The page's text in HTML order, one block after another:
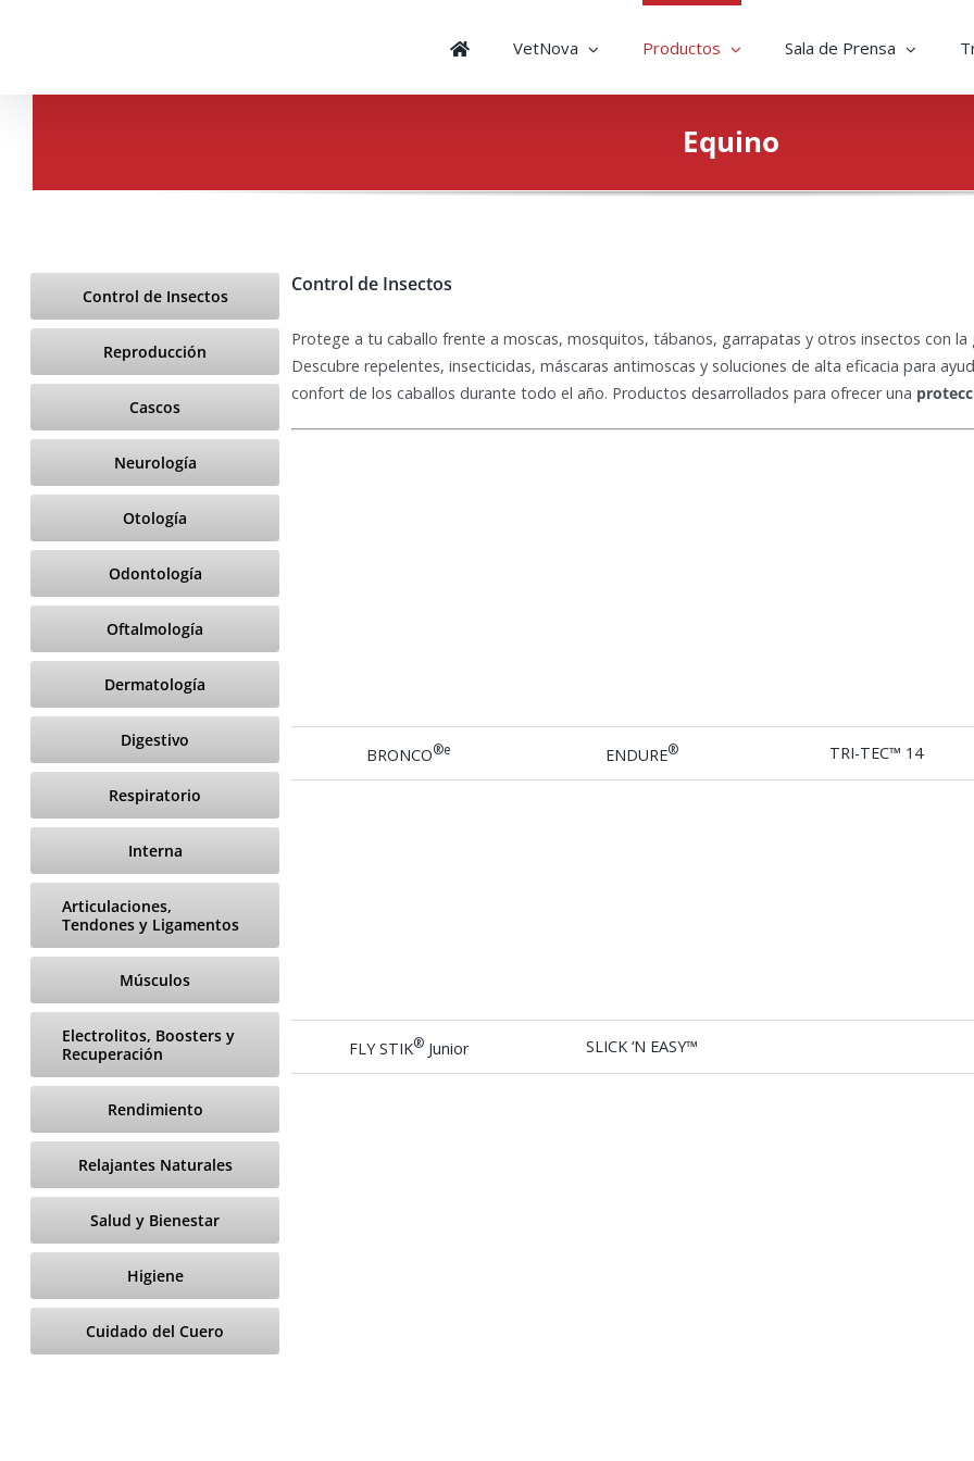
VetNova Productos Sala de Prensa
Equino
Control de Insectos
Reproducción
Cascos
Neurología
Otología
Odontología
Oftalmología
Dermatología
Digestivo
Respiratorio
Interna
Articulaciones,
Tendones y Ligamentos
Músculos
Electrolitos, Boosters y
Recuperación
Rendimiento
Relajantes Naturales
Salud y Bienestar
Higiene
Cuidado del Cuero
Control de Insectos
Protege a tu caballo frente a moscas, mosquitos, tábanos, garrapatas y otros insectos con
Descubre repelentes, insecticidas, máscaras antimoscas y soluciones de alta eficaciapara
confort de los caballos durante todo el año. Productos desarrollados para ofrecer una
BRONCO®e ENDURE® TRI-TEC™ 14
FLY STIK®Junior SLICK ‘N EASY™